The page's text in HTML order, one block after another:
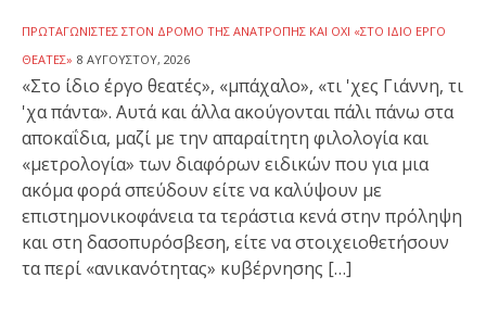
ΠΡΩΤΑΓΩΝΙΣΤΈΣ ΣΤΟΝ ΔΡΌΜΟ ΤΗΣ ΑΝΑΤΡΟΠΉΣ ΚΑΙ ΌΧΙ «ΣΤΟ ΊΔΙΟ ΈΡΓΟ
ΘΕΑΤΈΣ» 8 ΑΥΓΟΎΣΤΟΥ, 2026
«Στο ίδιο έργο θεατές», «μπάχαλο», «τι 'χες Γιάννη, τι
'χα πάντα». Αυτά και άλλα ακούγονται πάλι πάνω στα
αποκαΐδια, μαζί με την απαραίτητη φιλολογία και
«μετρολογία» των διαφόρων ειδικών που για μια
ακόμα φορά σπεύδουν είτε να καλύψουν με
επιστημονικοφάνεια τα τεράστια κενά στην πρόληψη
και στη δασοπυρόσβεση, είτε να στοιχειοθετήσουν
τα περί «ανικανότητας» κυβέρνησης […]